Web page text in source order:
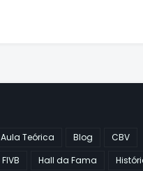
Aula Teórica Blog
CBV
FIVB Hall da Fama